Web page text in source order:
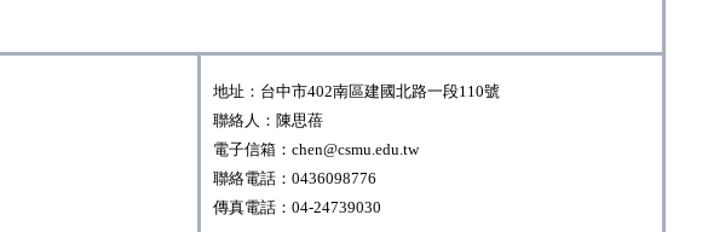
地址：台中市402南區建國北路一段110號
聯絡人：陳思蓓
電子信箱：chen@csmu.edu.tw
聯絡電話：0436098776
傳真電話：04-24739030